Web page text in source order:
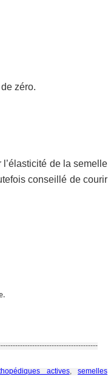
zéro.
de la semelle
conseillé de courir
actives,semelles